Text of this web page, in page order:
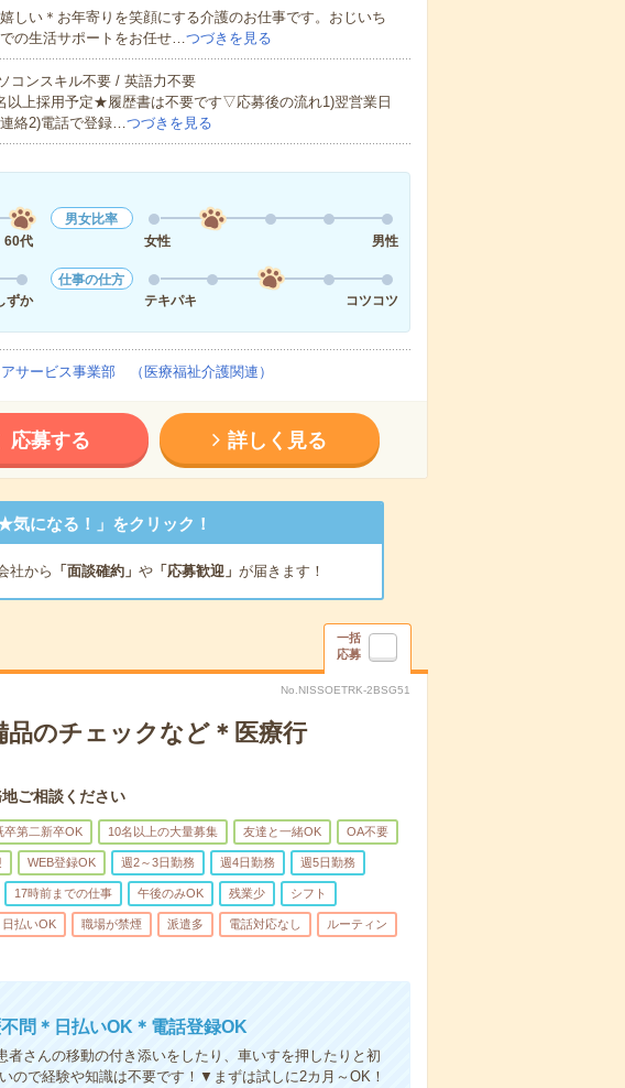
しい＊お年寄りを笑顔にする介護のお仕事です。おじいち
の生活サポートをお任せ…つづきを見る
コンスキル不要 / 英語力不要
上採用予定★履歴書は不要です▽応募後の流れ1)翌営業日
絡2)電話で登録…つづきを見る
60代
男女比率
女性
男性
ずか
仕事の仕方
テキパキ
コツコツ
サービス事業部 （医療福祉介護関連）
応募する 詳しく見る
になる！」をクリック！
社から 「面談確約」 や「応募歓迎」 が届きます！
一括
応募
No.NISSOETRK-2BSG51
のチェックなど＊医療行
ご相談ください
卒第二新卒OK 10名以上の大量募集 友達と一緒OK OA不要
WEB登録OK 週2～3日勤務 週4日勤務 週5日勤務
17時前までの仕事 午後のみOK 残業少 シフト
日払いOK 職場が禁煙 派遣多 電話対応なし ルーティン
問＊日払いOK＊電話登録OK
さんの移動の付き添いをしたり、車いすを押したりと初
ので経験や知識は不要です！▼まずは試しに2カ月～OK！